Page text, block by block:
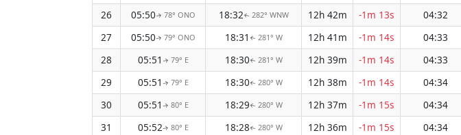
26
05:50↑ 78° ONO 18:32↑ 282° WNW 12h 42m -1m 13s 04:32
27
05:50↑ 79° ONO 18:31 ↑ 281° W 12h 41m -1m 14s 04:33
28
05:51 ↑ 79° E 18:30↑ 281° W 12h 39m -1m 14s 04:33
29
05:51 ↑ 79° E 18:30↑ 280° W 12h 38m -1m 14s 04:34
30
05:51 ↑ 80° E 18:29↑ 280° W 12h 37m -1m 15s 04:34
31
05:52↑ 80° E 18:28↑ 280° W 12h 36m -1m 15s 04:34